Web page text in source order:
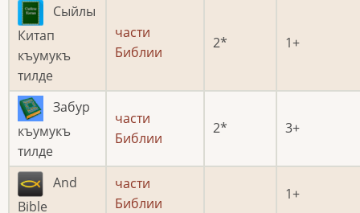
Сыйлы
Китап
къумукъ
тилде
части
Библии
2 1
Забур
къумукъ
тилде
части
Библии
2 3
And
Bible
части
Библии
1